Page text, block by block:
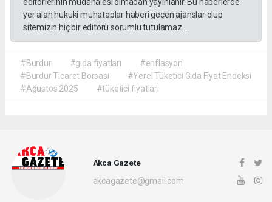
yer alan hukuki muhataplar haberi geçen ajanslar olup
sitemizin hiç bir editörü sorumlu tutulamaz...
#Burdur #gıda fiyatları
#enflasyon
#Burdur Ticaret Borsası
#Yerel Tüketici Gıda Fiyat Endeksi
#Ağustos 2025
#tüketici fiyatları
Akca Gazete
akcagazete@gmail.com